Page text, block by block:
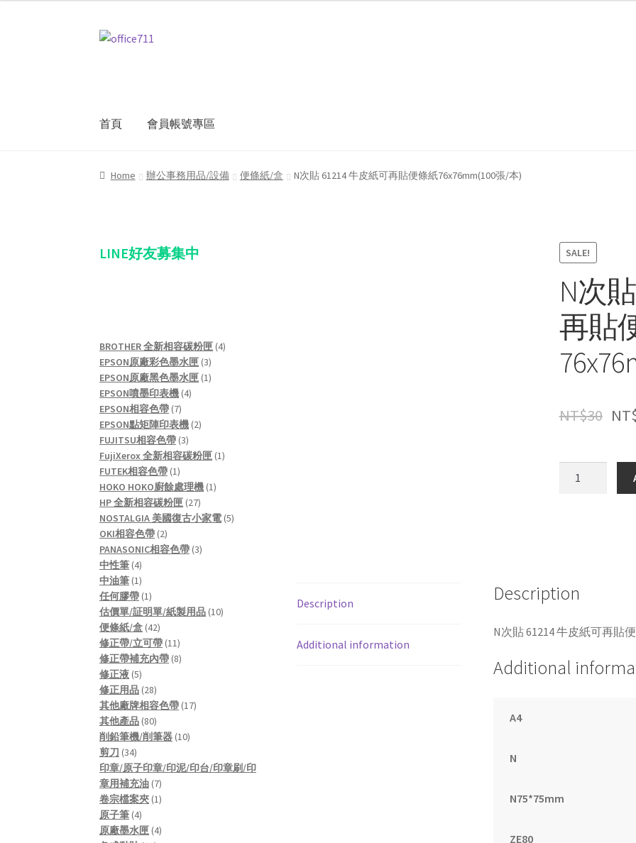
Skip
Skip
首頁 會員帳號專區
Home 我的帳號結帳聯絡我們 購物車 關於我們 防詐騙聲明
Home 辦公事務用品/設備 便條紙/盒 N次貼 61214 牛皮紙可再貼便條紙76x76mm(100張/本)
SALE!
N次
再貼
NT$30
可
貼
條
Description
Additional information
Description
N次貼 61214 牛皮紙可再貼
Additional
A4
N
N75*75mm
ZE80
LINE好友募集中
BROTHER 全新相容碳粉匣 44
EPSON原廠彩色墨水匣 33
products
EPSON原廠黑色墨水匣 11
EPSON噴墨印表機 44
EPSON相容色帶 77
products
EPSON點矩陣印表機 22
FUJITSU相容色帶 33
products
FujiXerox 全新相容碳粉匣 11
FUTEK相容色帶 11
product
HOKO HOKO廚餘處理機 11
HP 全新相容碳粉匣 2727
products
NOSTALGIA 美國復古小家電 55
OKI相容色帶 22
products
PANASONIC相容色帶 33
中性筆 44
products
中油筆 11
product
任何膠帶 11
product
估價單/証明單/紙製用品 1010
便條紙/盒 4242
products
修正帶/立可帶 1111
products
修正帶補充內帶 88
修正液 55
products
修正用品 2828
products
其他廠牌相容色帶 1717
其他產品 8080
products
削鉛筆機/削筆器 1010
剪刀 3434
products
印章/原子印章/印泥/印台/印章刷/印
章用補充油 77
products
卷宗檔案夾 11
原子筆 44
products
原廠墨水匣 44